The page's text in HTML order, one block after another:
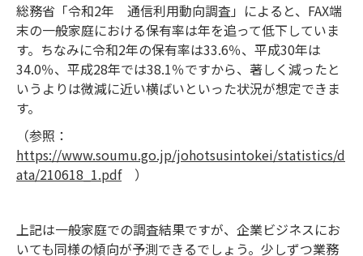
総務省「令和2年 通信利用動向調査」によると、FAX端
末の一般家庭における保有率は年を追って低下していま
す。ちなみに令和2年の保有率は33.6％、平成30年は
34.0％、平成28年では38.1％ですから、著しく減ったと
いうよりは微減に近い横ばいといった状況が想定できま
す。
（参照：
https://www.soumu.go.jp/johotsusintokei/statistics/d
ata/210618_1.pdf）
上記は一般家庭での調査結果ですが、企業ビジネスにお
いても同様の傾向が予測できるでしょう。少しずつ業務